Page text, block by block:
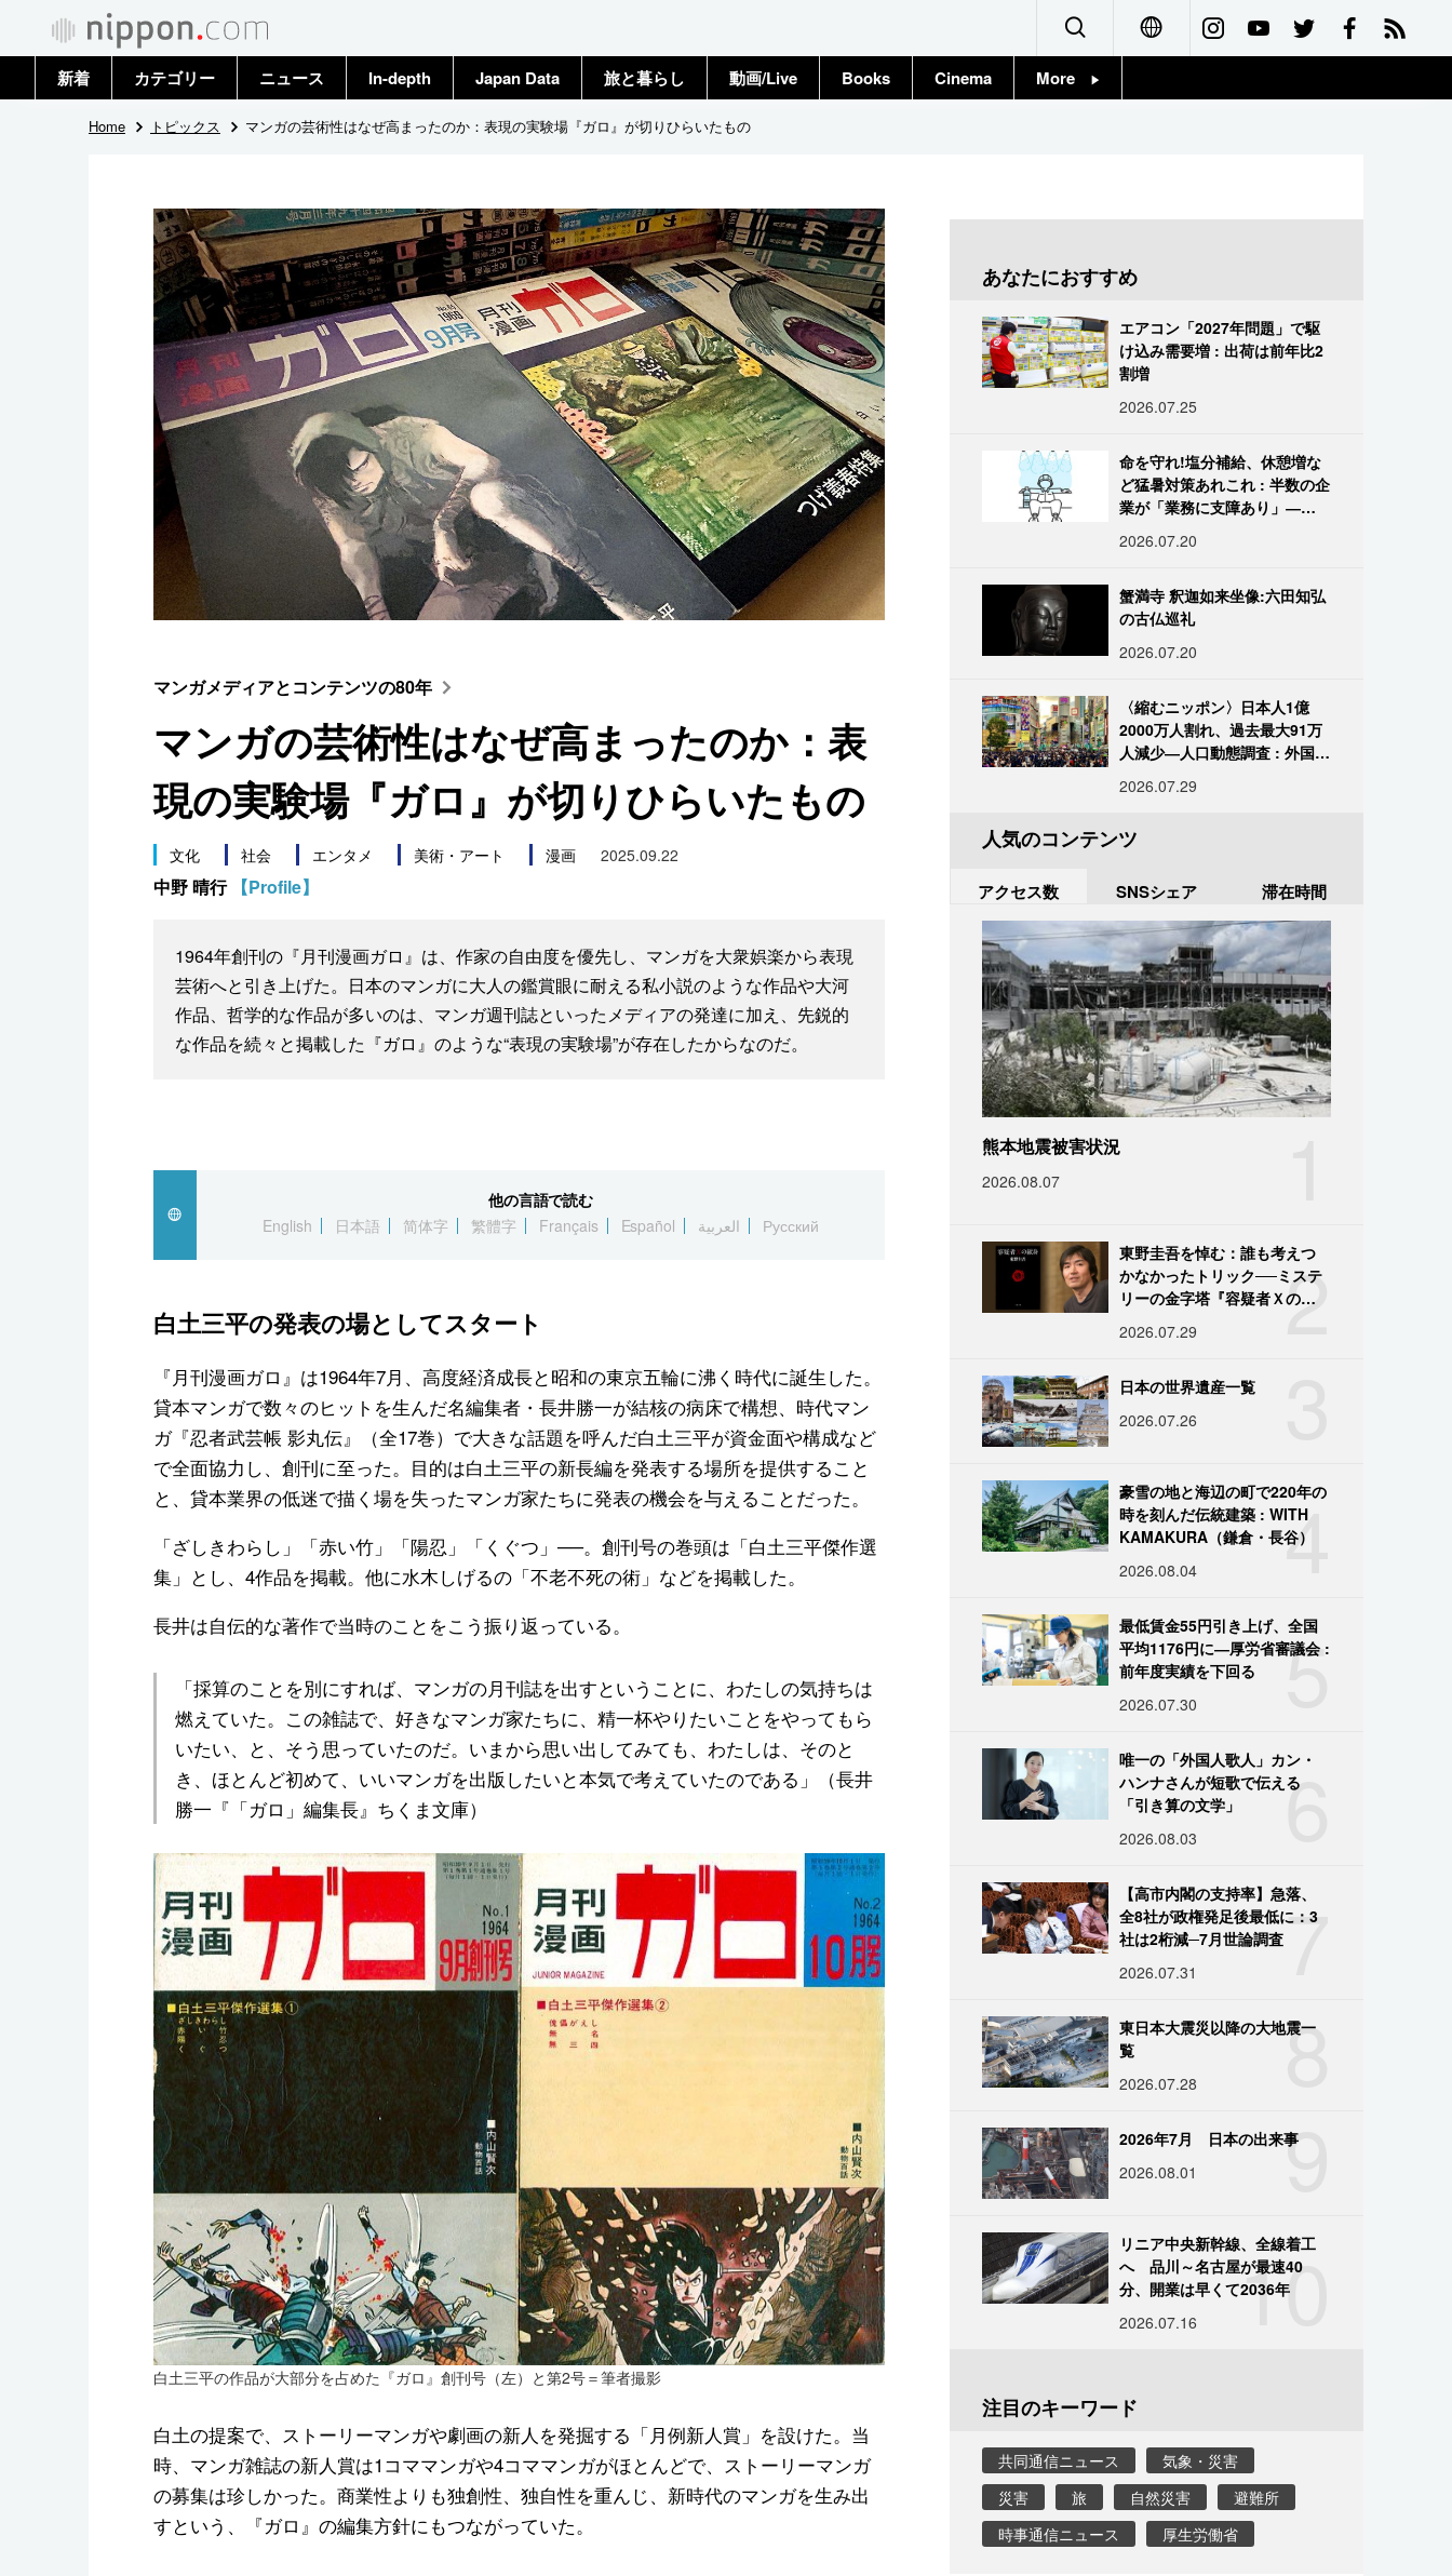
العربية
Русский
新着 カテゴリー
政治・外交
国際
社会
文化
科学・技術
暮らし
スポーツ・東京2020
ニュース
トップ
In-depth Japan Data 旅と暮らし 動画/Live Books Cinema More
東京
お知らせ
Home トピックス マンガの芸術性はなぜ高まったのか：表現の実験場『ガロ』が切りひらいたもの
マンガメディアとコンテンツの80年
マンガの芸術性はなぜ高まったのか：表
現の実験場『ガロ』が切りひらいたもの
文化 社会 エンタメ 美術・アート 漫画 2025.09.22
中野 晴行 【Profile】
1964年創刊の『月刊漫画ガロ』は、作家の自由度を優先し、マンガを大衆娯楽から表現
芸術へと引き上げた。日本のマンガに大人の鑑賞眼に耐える私小説のような作品や大河
作品、哲学的な作品が多いのは、マンガ週刊誌といったメディアの発達に加え、先鋭的
な作品を続々と掲載した『ガロ』のような“表現の実験場”が存在したからなのだ。
他の言語で読む
English
日本語 简体字 繁體字 Français Español العربية Русский
白土三平の発表の場としてスタート
『月刊漫画ガロ』は1964年7月、高度経済成長と昭和の東京五輪に沸く時代に誕生した。
貸本マンガで数々のヒットを生んだ名編集者・長井勝一が結核の病床で構想、時代マン
ガ『忍者武芸帳 影丸伝』（全17巻）で大きな話題を呼んだ白土三平が資金面や構成など
で全面協力し、創刊に至った。目的は白土三平の新長編を発表する場所を提供すること
と、貸本業界の低迷で描く場を失ったマンガ家たちに発表の機会を与えることだった。
「ざしきわらし」「赤い竹」「陽忍」「くぐつ」──。創刊号の巻頭は「白土三平傑作選
集」とし、4作品を掲載。他に水木しげるの「不老不死の術」などを掲載した。
長井は自伝的な著作で当時のことをこう振り返っている。
「採算のことを別にすれば、マンガの月刊誌を出すということに、わたしの気持ちは
燃えていた。この雑誌で、好きなマンガ家たちに、精一杯やりたいことをやってもら
いたい、と、そう思っていたのだ。いまから思い出してみても、わたしは、そのと
き、ほとんど初めて、いいマンガを出版したいと本気で考えていたのである」（長井
勝一『「ガロ」編集長』ちくま文庫）
白土三平の作品が大部分を占めた『ガロ』創刊号（左）と第2号＝筆者撮影
白土の提案で、ストーリーマンガや劇画の新人を発掘する「月例新人賞」を設けた。当
時、マンガ雑誌の新人賞は1コママンガや4コママンガがほとんどで、ストーリーマンガ
の募集は珍しかった。商業性よりも独創性、独自性を重んじ、新時代のマンガを生み出
すという、『ガロ』の編集方針にもつながっていた。
あなたにおすすめ
エアコン「2027年問題」で駆
け込み需要増 : 出荷は前年比2
割増
2026.07.25
命を守れ!塩分補給、休憩増な
ど猛暑対策あれこれ : 半数の企
業が「業務に支障あり」―帝
2026.07.20
蟹満寺 釈迦如来坐像:六田知弘
の古仏巡礼
2026.07.20
〈縮むニッポン〉日本人1億
2000万人割れ、過去最大91万
人減少―人口動態調査 : 外国人
2026.07.29
人気のコンテンツ
アクセス数 SNSシェア 滞在時間
熊本地震被害状況
2026.08.07
2
東野圭吾を悼む：誰も考えつ
かなかったトリック──ミステ
リーの金字塔『容疑者Ｘの献
2026.07.29
日本の世界遺産一覧
2026.07.26
4
豪雪の地と海辺の町で220年の
時を刻んだ伝統建築 : WITH
KAMAKURA（鎌倉・長谷）
2026.08.04
5
最低賃金55円引き上げ、全国
平均1176円に―厚労省審議会 :
前年度実績を下回る
2026.07.30
6
唯一の「外国人歌人」カン・
ハンナさんが短歌で伝える
「引き算の文学」
2026.08.03
7
【高市内閣の支持率】急落、
全8社が政権発足後最低に：3
社は2桁減─7月世論調査
2026.07.31
8
東日本大震災以降の大地震一
覧
2026.07.28
9
2026年7月 日本の出来事
2026.08.01
10
リニア中央新幹線、全線着工
へ 品川～名古屋が最速40
分、開業は早くて2036年
2026.07.16
注目のキーワード
共同通信ニュース
気象・災害
災害
旅 自然災害
避難所
時事通信ニュース
厚生労働省